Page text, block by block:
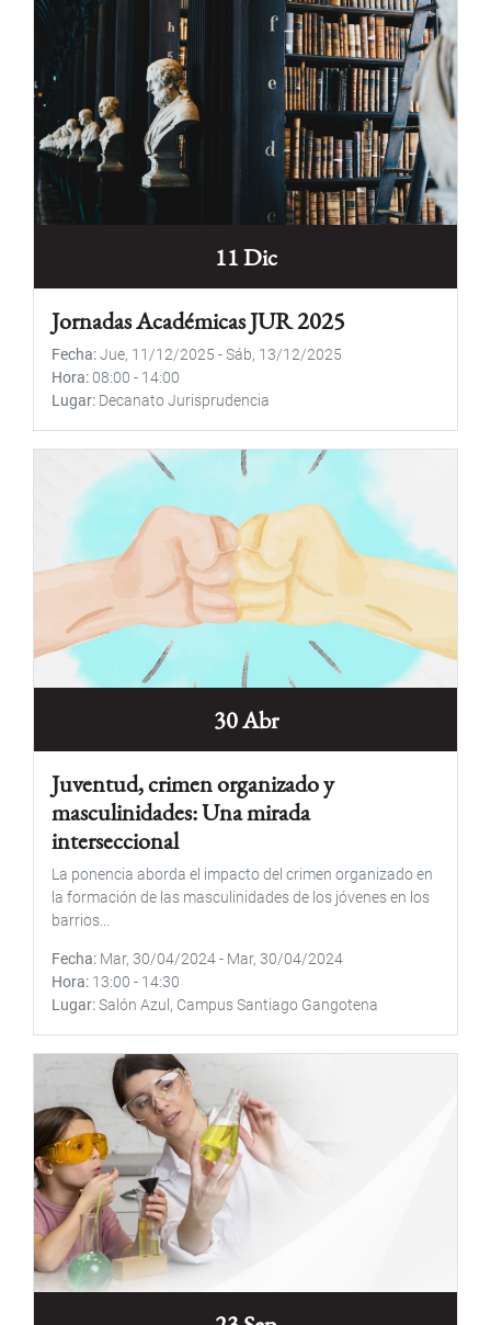
11 Dic
Jornadas Académicas JUR 2025
Fecha Jue, 11/12/2025 -Sáb, 13/12/2025
Hora 08:00 - 14:00
Lugar Decanato Jurisprudencia
30 Abr
Juventud, crimen organizado y
masculinidades: Una mirada
interseccional
La ponencia aborda el impacto del crimen organizado en
la formación de las masculinidades de los jóvenes en los
barrios...
Fecha Mar, 30/04/2024- Mar, 30/04/2024
Hora 13:00 - 14:30
Lugar Salón Azul, Campus Santiago Gangotena